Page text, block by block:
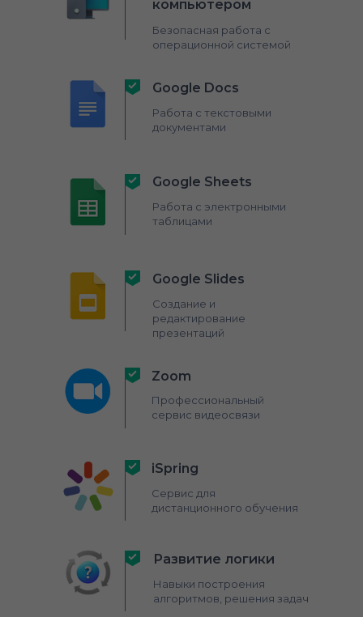
компьютером
Безопасная работа с
операционной системой
Развитие логики
Навыки построения
алгоритмов, решения задач
Google Docs
Zoom
Профессиональный
сервис видеосвязи
Работа с текстовыми
документами
Google Slides
Создание и
редактирование
презентаций
Google Sheets
Работа с электронными
таблицами
iSpring
Сервис для
дистанционного обучения